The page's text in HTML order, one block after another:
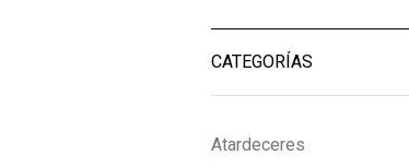
CATEGORÍAS
Atardeceres